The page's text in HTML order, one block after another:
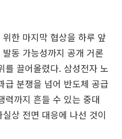
한 마지막 협상을 하루 앞
동 가능성까지 공개 거론
를 끌어올렸다. 삼성전자 노
급 분쟁을 넘어 반도체 공급
력까지 흔들 수 있는 중대
상 전면 대응에 나선 것이